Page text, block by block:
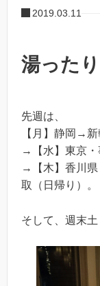
2019.03.11
湯った
先週は、
【月】静岡→
→【水】東京・
→【木】香川
取（日帰り）。
そして、週末土